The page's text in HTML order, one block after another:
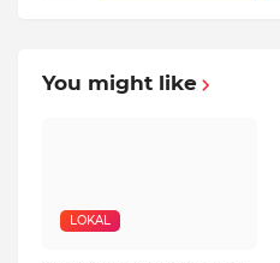
You might like
LOKAL